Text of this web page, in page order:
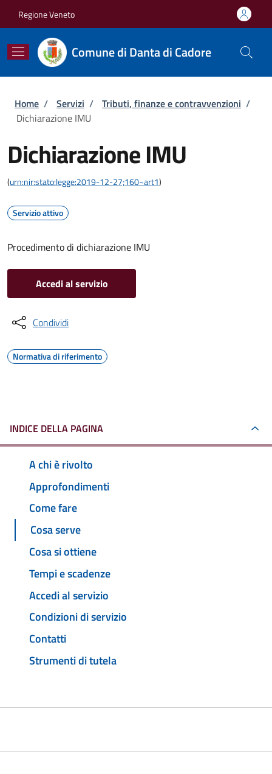
Regione Veneto
Comune di Danta di Cadore
Briciole di pane
Home / Servizi / Tributi, finanze e contravvenzioni /
Dichiarazione IMU
Dichiarazione IMU
(urn:nir:stato:legge:2019-12-27;160~art1)
Servizio attivo
Procedimento di dichiarazione IMU
Accedi al servizio
Condividi
Normativa di riferimento
INDICE DELLA PAGINA
A chi è rivolto
Approfondimenti
Come fare
Cosa serve
Cosa si ottiene
Tempi e scadenze
Accedi al servizio
Condizioni di servizio
Contatti
Strumenti di tutela